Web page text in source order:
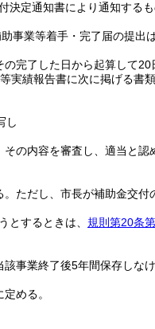
定通知書により通知するも
事業等着手・完了届の提出
完了した日から起算して
実績報告書に次に掲げる書
し
の内容を審査し、適当と認
ただし、市長が補助金交
とするときは、 規則第20条
事業終了後5年間保存しなけ
める。